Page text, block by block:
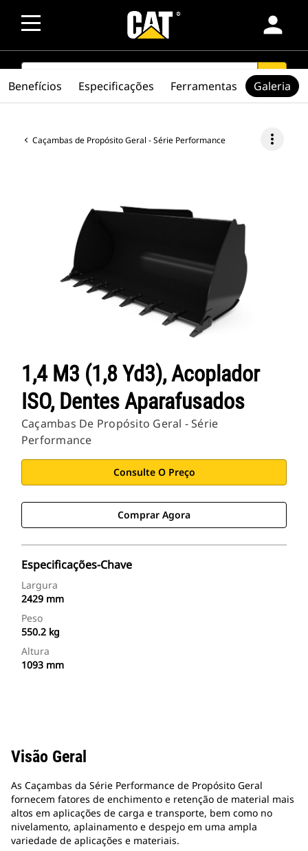
person
SEARCH search
Caçambas de Propósito Geral - Série Performance more_vert
1,4 M3 (1,8 Yd3), Acoplador
ISO, Dentes Aparafusados
Caçambas De Propósito Geral - Série
Performance
Consulte O Preço
Comprar Agora
Especificações-Chave
Largura
2429 mm
Peso
550.2 kg
Altura
1093 mm
Benefícios Especificações Ferramentas Galeria
Visão Geral
As Caçambas da Série Performance de Propósito Geral
fornecem fatores de enchimento e retenção de material mais
altos em aplicações de carga e transporte, bem como no
nivelamento, aplainamento e despejo em uma ampla
variedade de aplicações e materiais.